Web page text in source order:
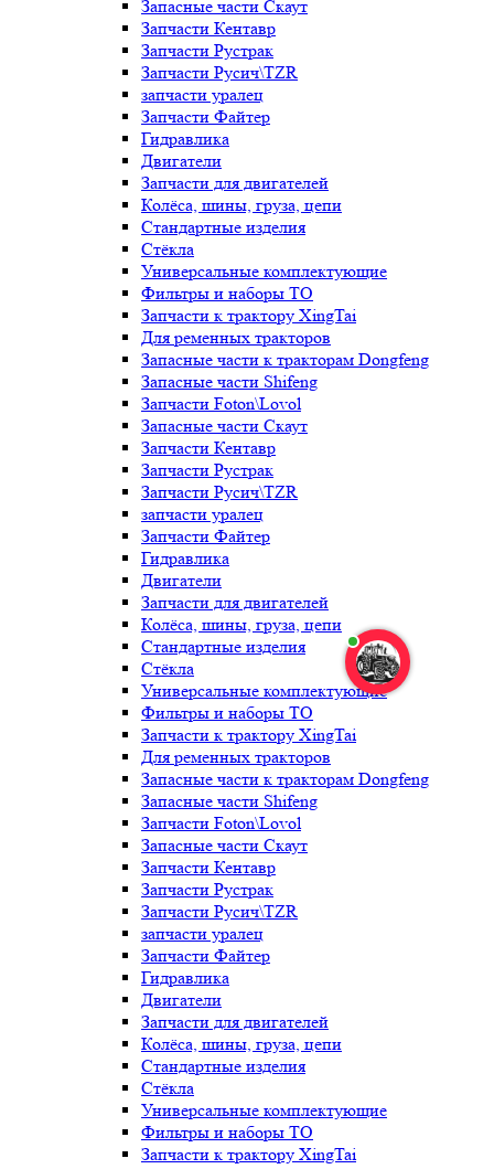
Запасные части Скаут
Запчасти Кентавр
Запчасти Рустрак
Запчасти Русич\TZR
запчасти уралец
Запчасти Файтер
Гидравлика
Двигатели
Запчасти для двигателей
Колёса, шины, груза, цепи
Стандартные изделия
Стёкла
Универсальные комплектующие
Фильтры и наборы ТО
Запчасти к трактору XingTai
Для ременных тракторов
Запасные части к тракторам Dongfeng
Запасные части Shifeng
Запчасти Foton\Lovol
Запасные части Скаут
Запчасти Кентавр
Запчасти Рустрак
Запчасти Русич\TZR
запчасти уралец
Запчасти Файтер
Гидравлика
Двигатели
Запчасти для двигателей
Колёса, шины, груза, цепи
Стандартные изделия
Стёкла
Универсальные комплектующие
Фильтры и наборы ТО
Запчасти к трактору XingTai
Для ременных тракторов
Запасные части к тракторам Dongfeng
Запасные части Shifeng
Запчасти Foton\Lovol
Запасные части Скаут
Запчасти Кентавр
Запчасти Рустрак
Запчасти Русич\TZR
запчасти уралец
Запчасти Файтер
Гидравлика
Двигатели
Запчасти для двигателей
Колёса, шины, груза, цепи
Стандартные изделия
Стёкла
Универсальные комплектующие
Фильтры и наборы ТО
Запчасти к трактору XingTai